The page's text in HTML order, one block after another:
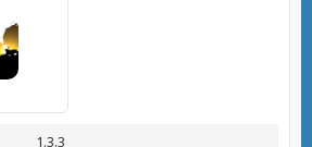
1.3.3